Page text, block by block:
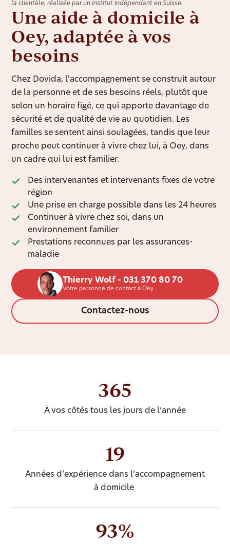
la clientèle, réalisée par un institut indépendant en Suisse.
Une aide à domicile à
Oey, adaptée à vos
besoins
Chez Dovida, l'accompagnement se construit autour
de la personne et de ses besoins réels, plutôt que
selon un horaire figé, ce qui apporte davantage de
sécurité et de qualité de vie au quotidien. Les
familles se sentent ainsi soulagées, tandis que leur
proche peut continuer à vivre chez lui, à Oey, dans
un cadre qui lui est familier.
Des intervenantes et intervenants fixes de votre
région
Une prise en charge possible dans les 24 heures
Continuer à vivre chez soi, dans un
environnement familier
Prestations reconnues par les assurances-
maladie
Thierry Wolf - 031 370 80 70
Votre personne de contact à Oey
Contactez-nous
365
À vos côtés tous les jours de l’année
19
Années d’expérience dans l’accompagnement
à domicile
93%